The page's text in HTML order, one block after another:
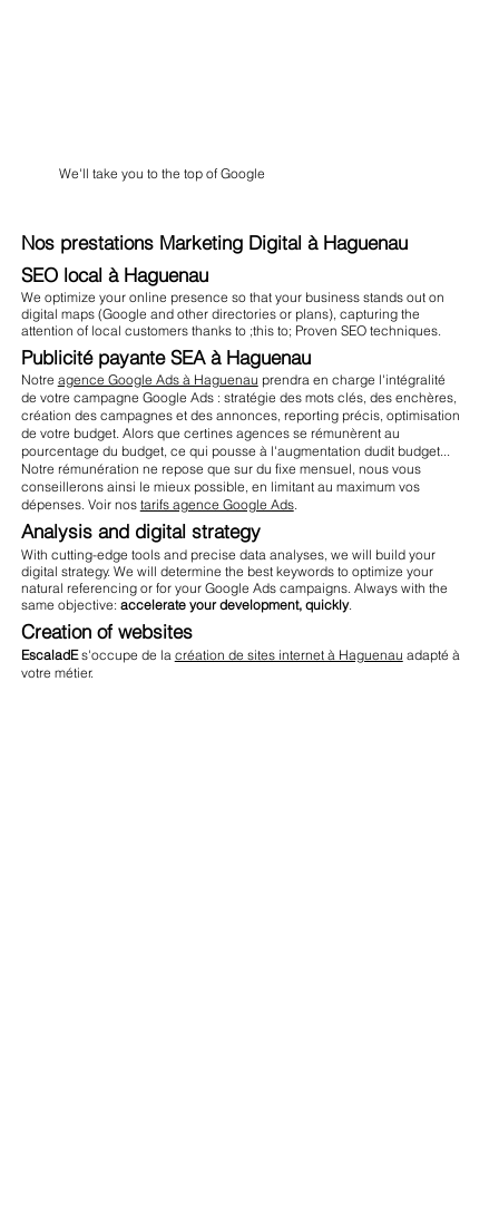
Nos prestations Marketing Digital à Haguenau
SEO local à Haguenau
We optimize your online presence so that your business stands out on
digital maps (Google and other directories or plans), capturing the
attention of local customers thanks to ;this to; Proven SEO techniques.
Publicité payante SEA à Haguenau
Analysis and digital strategy
Notre agence Google Ads à Haguenau prendra en charge l'intégralité
de votre campagne Google Ads : stratégie des mots clés, des enchères,
création des campagnes et des annonces, reporting précis, optimisation
de votre budget. Alors que certines agences se rémunèrent au
pourcentage du budget, ce qui pousse à l'augmentation dudit budget...
Notre rémunération ne repose que sur du fixe mensuel, nous vous
conseillerons ainsi le mieux possible, en limitant au maximum vos
dépenses. Voir nos tarifs agence Google Ads.
With cutting-edge tools and precise data analyses, we will build your
digital strategy. We will determine the best keywords to optimize your
natural referencing or for your Google Ads campaigns. Always with the
same objective: accelerate your development, quickly.
Creation of websites
EscaladEs'occupe de la création de sites internet à Haguenau adapté à
votre métier.
We'll take you to the top of Google